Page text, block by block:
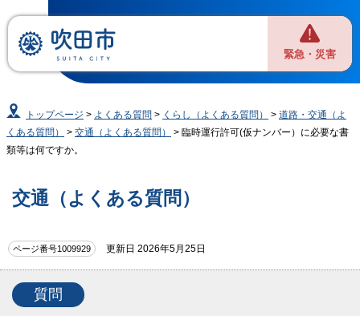
緊急・災害
トップページ > よくある質問 > くらし（よくある質問） >道路・交通（よ
くある質問）
> 交通（よくある質問）
> 臨時運行許可(仮ナンバー）に必要な書
類等は何ですか。
交通（よくある質問）
ページ番号1009929 更新日 2026年5月25日
質問